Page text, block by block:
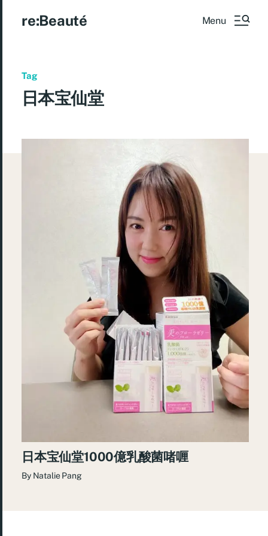
re:Beauté Menu
Tag
日本宝仙堂
日本宝仙堂1000億乳酸菌啫喱
By Natalie Pang